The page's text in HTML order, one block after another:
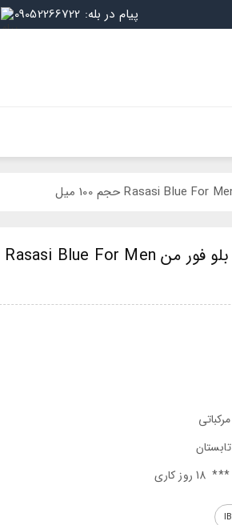
پیام در بله: 09052266722
ادکلن مردانه رساسی بلو فور من Rasasi Blue For Men
تابستان
*** 18 روز کاری